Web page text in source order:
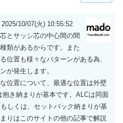
10/07(火) 10:55:52
とサッシ芯の中心間の間
類があるからです。また
位置も様々なパターンがある為、
が発生します。
位置について、最適な位置は外壁
き納まりが基本です。ALCは同面
しくは、セットバック納まりが基
りはこのサイトの他の記事で解説